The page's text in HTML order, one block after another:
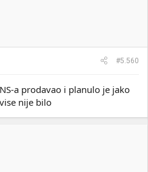
#5.560
a prodavao i planulo je jako
nije bilo